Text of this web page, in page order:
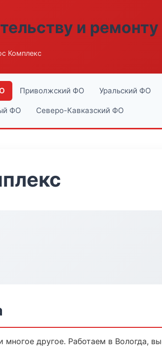
и ремонту
Комплекс
Приволжский ФО Уральский ФО
ФО Северо-Кавказский ФО
многое другое. Работаем в Вологда,